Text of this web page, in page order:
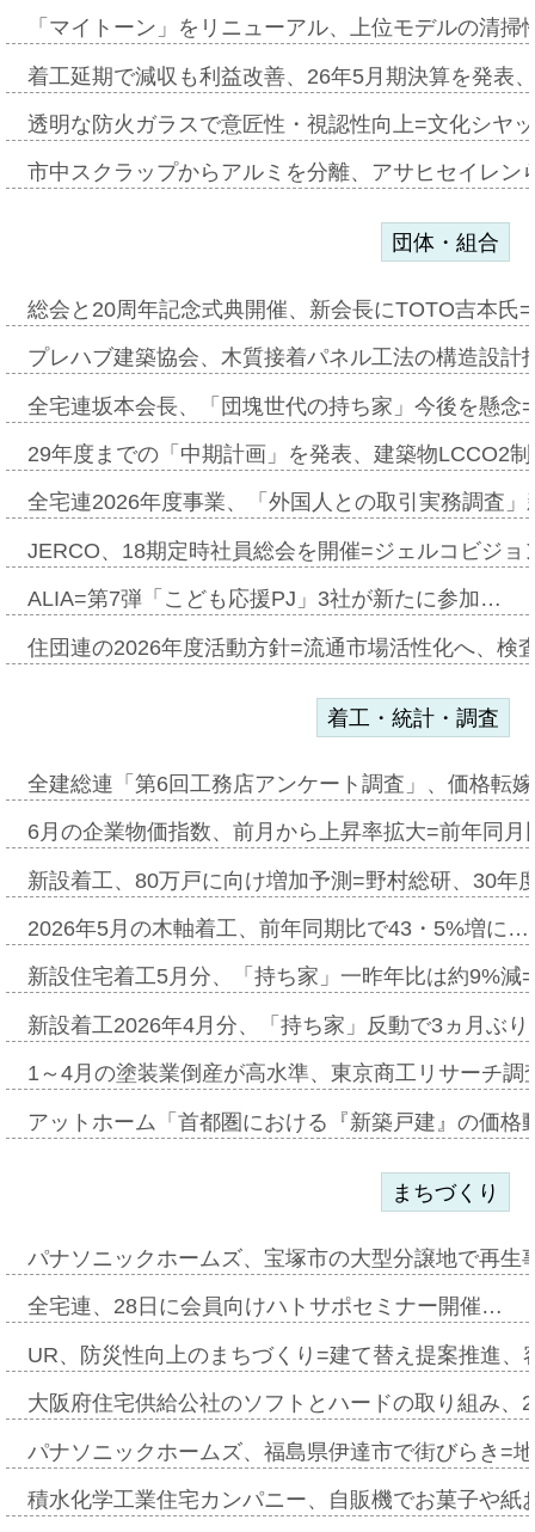
「マイトーン」をリニューアル、上位モデルの清
着工延期で減収も利益改善、26年5月期決算を発表
透明な防火ガラスで意匠性・視認性向上=文化シヤ
市中スクラップからアルミを分離、アサヒセイレ
団体・組合
総会と20周年記念式典開催、新会長にTOTO吉本氏
プレハブ建築協会、木質接着パネル工法の構造設
全宅連坂本会長、「団塊世代の持ち家」今後を懸
29年度までの「中期計画」を発表、建築物LCCO2
全宅連2026年度事業、「外国人との取引実務調査
JERCO、18期定時社員総会を開催=ジェルコビジ
ALIA=第7弾「こども応援PJ」3社が新たに参加…
住団連の2026年度活動方針=流通市場活性化へ、検
着工・統計・調査
全建総連「第6回工務店アンケート調査」、価格転
6月の企業物価指数、前月から上昇率拡大=前年同
新設着工、80万戸に向け増加予測=野村総研、30年
2026年5月の木軸着工、前年同期比で43・5%増に…
新設住宅着工5月分、「持ち家」一昨年比は約9%
新設着工2026年4月分、「持ち家」反動で3ヵ月ぶ
1～4月の塗装業倒産が高水準、東京商工リサーチ
アットホーム「首都圏における『新築戸建』の価
まちづくり
パナソニックホームズ、宝塚市の大型分譲地で再
全宅連、28日に会員向けハトサポセミナー開催…
UR、防災性向上のまちづくり=建て替え提案推進
大阪府住宅供給公社のソフトとハードの取り組み
パナソニックホームズ、福島県伊達市で街びらき=
積水化学工業住宅カンパニー、自販機でお菓子や